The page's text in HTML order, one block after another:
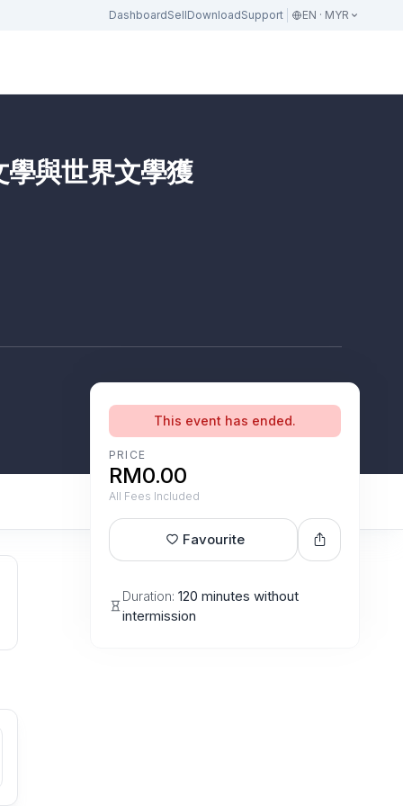
DashboardSellDownloadSupport EN · MYR
與世界文學獲
This event has ended.
PRICE
RM0.00
All Fees Included
Favourite
Duration: 120 minutes without
intermission